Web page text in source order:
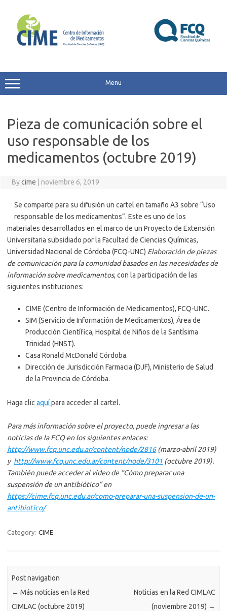
content
Menu
Pieza de comunicación sobre el
uso responsable de los
medicamentos (octubre 2019)
Bycime noviembre 6, 2019
Se comparte para su difusión un cartel en tamaño A3 sobre “Uso
responsable de los medicamentos”. Este es uno de los
materiales desarrollados en el marco de un Proyecto de Extensión
Universitaria subsidiado por la Facultad de Ciencias Químicas,
Universidad Nacional de Córdoba (FCQ-UNC) Elaboración de piezas
de comunicación para la comunidad basados en las necesidades de
información sobre medicamentos, con la participación de las
siguientes instituciones:
CIME (Centro de Información de Medicamentos), FCQ-UNC.
SIM (Servicio de Información de Medicamentos), Área de
Producción Científica, Hospital de Niños de la Santísima
Trinidad (HNST).
Casa Ronald McDonald Córdoba.
Dirección de Jurisdicción Farmacia (DJF), Ministerio de Salud
de la Provincia de Córdoba.
Haga clicaquípara acceder al cartel.
Para más información sobre el proyecto, puede ingresar a las
noticias de la FCQ en los siguientes enlaces:
http://www.fcq.unc.edu.ar/content/node/2816(marzo-abril 2019)
y http://www.fcq.unc.edu.ar/content/node/3101 (octubre 2019).
También puede acceder al video de “Cómo preparar una
suspensión de un antibiótico” en
https://cime.fcq.unc.edu.ar/como-preparar-una-suspension-de-un-
antibiotico/
Category: CIME
Post navigation
← Más noticias en la Red
CIMLAC (octubre 2019)
Noticias en la Red CIMLAC
(noviembre 2019) →